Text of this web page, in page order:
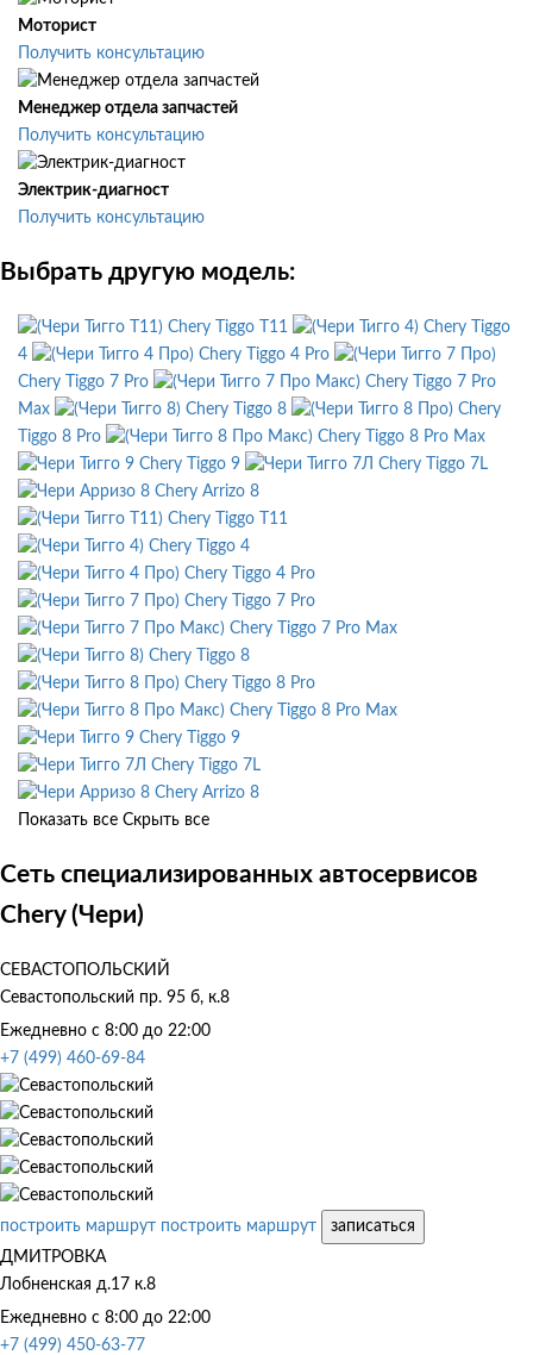
Моторист
Получить консультацию
Менеджер отдела запчастей
Получить консультацию
Электрик-диагност
Получить консультацию
Выбрать другую модель:
Chery Tiggo T11
Chery Tiggo
4
Chery Tiggo 4 Pro
Chery Tiggo 7 Pro
Chery Tiggo 7 Pro
Max
Chery Tiggo 8
Chery
Tiggo 8 Pro
Chery Tiggo 8 Pro Max
Chery Tiggo 9
Chery Tiggo 7L
Chery Arrizo 8
Chery Tiggo T11
Chery Tiggo 4
Chery Tiggo 4 Pro
Chery Tiggo 7 Pro
Chery Tiggo 7 Pro Max
Chery Tiggo 8
Chery Tiggo 8 Pro
Chery Tiggo 8 Pro Max
Chery Tiggo 9
Chery Tiggo 7L
Chery Arrizo 8
Показать все Скрыть все
Сеть специализированных автосервисов
Chery (Чери)
СЕВАСТОПОЛЬСКИЙ
Севастопольский пр. 95 б, к.8
Ежедневно с 8:00 до 22:00
+7 (499) 460-69-84
построить маршрут построить маршрут
записаться
ДМИТРОВКА
Лобненская д.17 к.8
Ежедневно с 8:00 до 22:00
+7 (499) 450-63-77